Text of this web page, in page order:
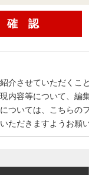
介させていただく
内容等について、編
ついては、こちら
だきますようお願い